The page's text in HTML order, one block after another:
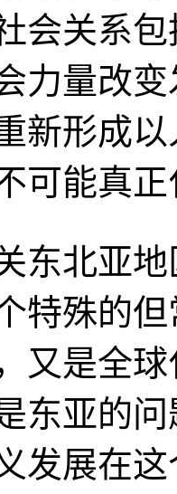
会关系
力量改
新形成
可能真
东北亚
特殊的
又是全
东亚的
发展在